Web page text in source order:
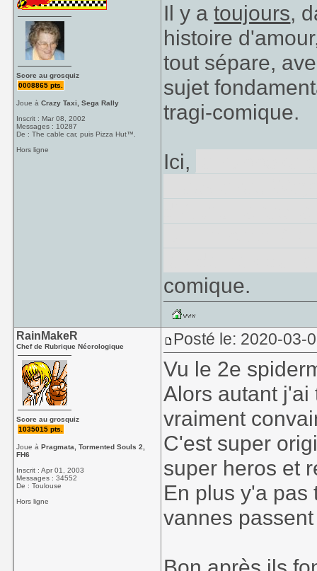
Score au grosquiz
0008865 pts.
Joue àCrazy Taxi, Sega Rally
Inscrit : Mar 08, 2002
Messages : 10287
De : The cable car, puis Pizza Hut™.
Hors ligne
Il y atoujours,
histoire
tout sépare,
sujet
tragi-comique.
Ici,
comique.
RainMakeR
Chef de Rubrique Nécrologique
Score au grosquiz
1035015 pts.
Joue àPragmata, Tormented Souls 2,
FH6
Inscrit : Apr 01, 2003
Messages : 34552
De : Toulouse
Hors ligne
Posté le: 2020-03-
Vu le 2e
Alors autant j'ai
vraiment
C'est super
super heros et
En plus y'a pas
vannes